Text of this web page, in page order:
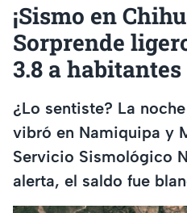
¡Sismo en
Sorprende
3.8 a
¿Lo sentiste? La
vibró en Namiquipa y
Servicio Sismológico
alerta, el saldo fue